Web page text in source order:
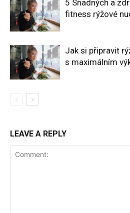
5 Snadných a
fitness rýžové
Jak si připravit
s maximálním
LEAVE A REPLY